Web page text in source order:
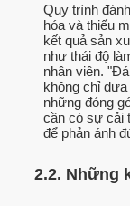
Quy trình
hóa và thiếu
kết quả sản
như thái độ
nhân viên.
không chỉ
những đóng
cần có sự cải
để phản ánh
2.2. Những